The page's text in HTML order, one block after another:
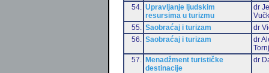
54.
Upravljanje ljudskim
resursima u turizmu
dr
55.
Saobraćaj i turizam
dr
56.
Saobraćaj i turizam
dr
57.
Menadžment turističke
destinacije
dr